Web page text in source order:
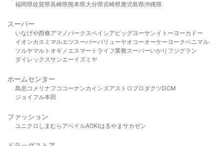
福岡県佐賀県長崎県熊本県大分県宮崎県鹿児島県沖縄県
スーパー
いなげや西條アマノパークスベイシア ビッグヨーサンイトーヨーカドー
イオンカスミ マルエツスーパーバリューヤオコーオーケー ヨークベニマル
ツルヤマルト オギノ エスマート ライフ業務スーパーいかり フジグラン
ダイレックスサンエーイズミヤ
ホームセンター
島忠 コメリ ナフコ コーナンカインズアストロプロダクツDCM
ジョイフル本田
ファッション
ユニクロ しまむら アベイルAOKIはるやま サカゼン